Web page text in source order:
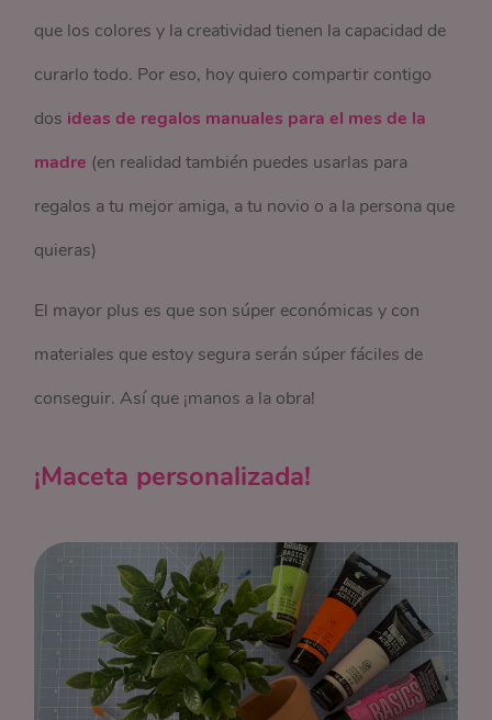
que los colores y la creatividad tienen la capacidad de
curarlo todo. Por eso, hoy quiero compartir contigo
dos ideas de regalos manuales para el mes de la
madre (en realidad también puedes usarlas para
regalos a tu mejor amiga, a tu novio o a la persona que
quieras)
El mayor plus es que son súper económicas y con
materiales que estoy segura serán súper fáciles de
conseguir. Así que ¡manos a la obra!
¡Maceta personalizada!